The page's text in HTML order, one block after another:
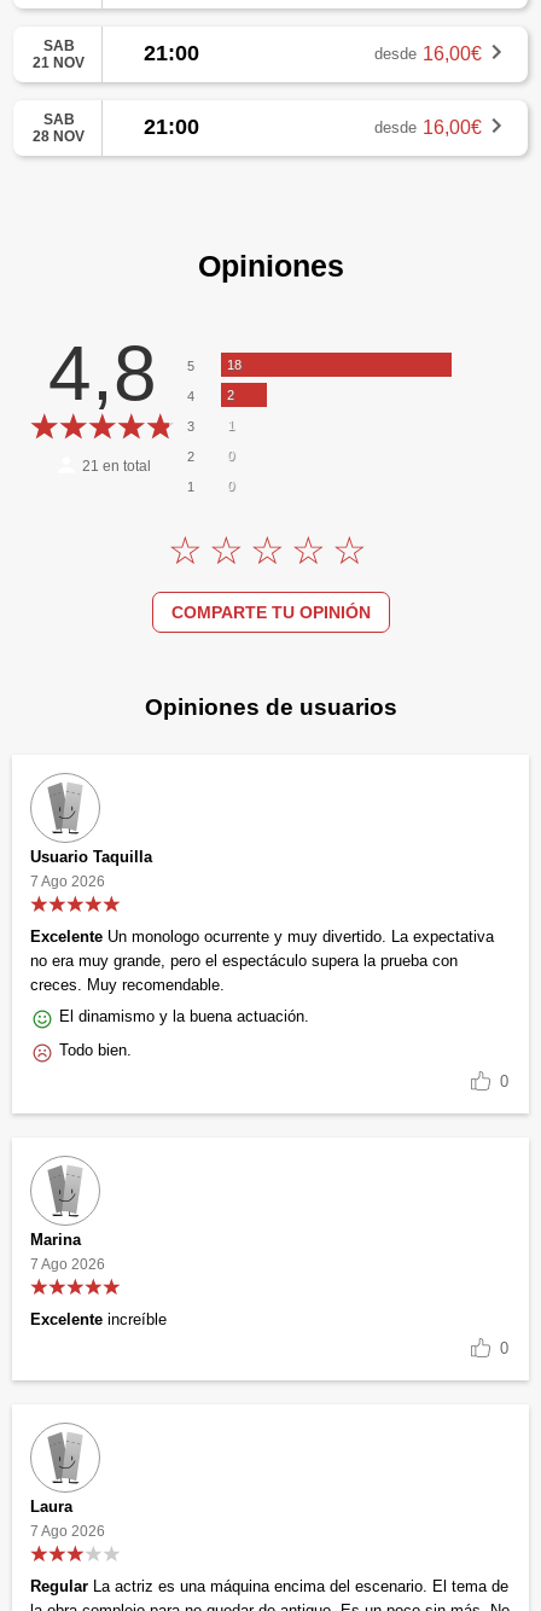
SAB
21 NOV
21:00 desde 16,00€
SAB
28 NOV
21:00 desde 16,00€
Opiniones
4,8
21 en total
5 18
4 2
3 1
2 0
1 0
COMPARTE TU OPINIÓN
Opiniones de usuarios
Usuario Taquilla
7 Ago 2026
Excelente Un monologo ocurrente y muy divertido. La expectativa
no era muy grande, pero el espectáculo supera la prueba con
creces. Muy recomendable.
El dinamismo y la buena actuación.
Todo bien.
0
Marina
7 Ago 2026
Excelente increíble
0
Laura
7 Ago 2026
Regular La actriz es una máquina encima del escenario. El tema de